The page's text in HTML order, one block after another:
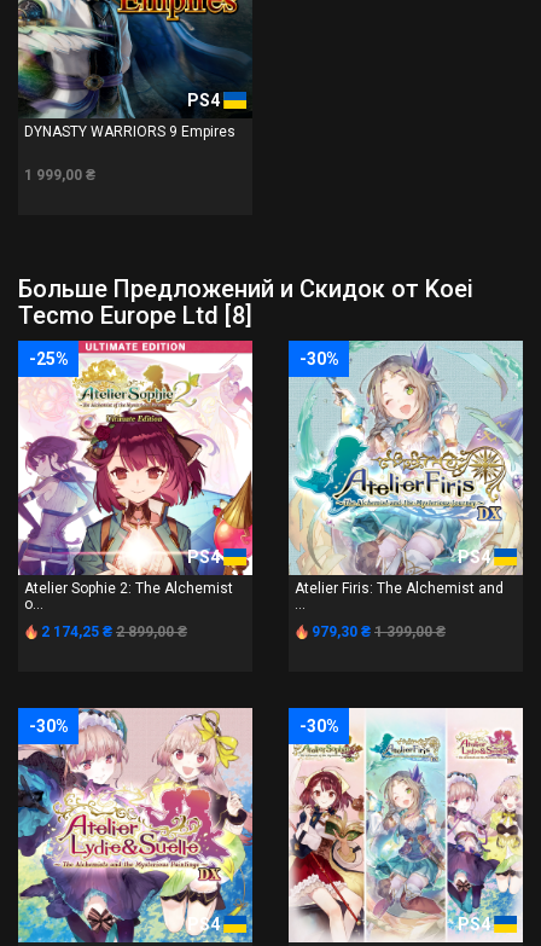
PS4
DYNASTY WARRIORS 9 Empires
1 999,00 ₴
Больше Предложений и Скидок от Koei
Tecmo Europe Ltd [8]
-25%
PS4
Atelier Sophie 2: The Alchemist
o...
2 174,25 ₴ 2 899,00 ₴
-30%
PS4
Atelier Firis: The Alchemist and
...
979,30 ₴ 1 399,00 ₴
-30%
PS4
-30%
PS4